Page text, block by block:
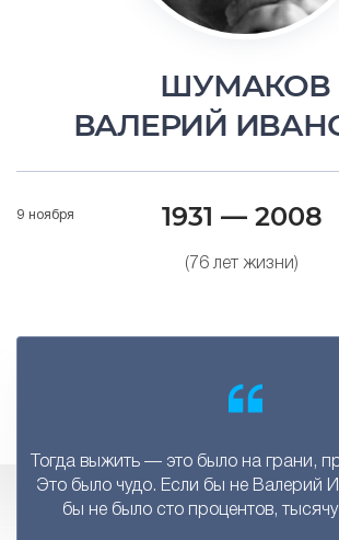
ШУМАКОВ
ВАЛЕРИЙ
9 ноября 1931 — 2008
(76 лет жизни)
Тогда выжить — это было на грани,
Это было чудо. Если бы не Валерий
бы не было сто процентов,